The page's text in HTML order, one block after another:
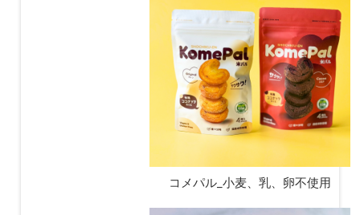
コメパル_小麦、乳、卵不使用